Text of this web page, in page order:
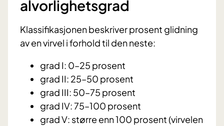
alvorlighetsgrad
Klassifikasjonen beskriver prosent glidning
av en virvel i forhold til den neste:
grad I: 0–25 prosent
grad II: 25–50 prosent
grad III: 50–75 prosent
grad IV: 75–100 prosent
grad V: større enn 100 prosent (virvelen